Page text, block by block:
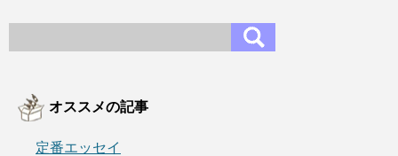
オススメの記事
定番エッセイ